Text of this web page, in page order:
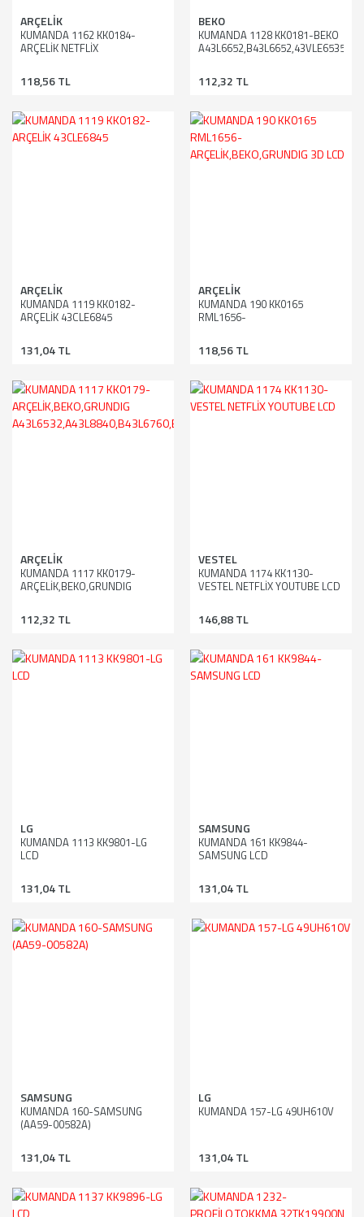
ARÇELİK
KUMANDA 1162 KK0184-
ARÇELİK NETFLİX
118,56 TL
BEKO
KUMANDA 1128 KK0181-BEKO
A43L6652,B43L6652,43VLE6535
112,32 TL
ARÇELİK
KUMANDA 1119 KK0182-
ARÇELİK 43CLE6845
131,04 TL
ARÇELİK
KUMANDA 190 KK0165
RML1656-
LCD
118,56 TL
ARÇELİK
KUMANDA 1117 KK0179-
ARÇELİK,BEKO,GRUNDIG
112,32 TL
VESTEL
KUMANDA 1174 KK1130-
VESTEL NETFLİX YOUTUBE LCD
146,88 TL
LG
KUMANDA 1113 KK9801-LG
LCD
131,04 TL
SAMSUNG
KUMANDA 161 KK9844-
SAMSUNG LCD
131,04 TL
SAMSUNG
KUMANDA 160-SAMSUNG
(AA59-00582A)
131,04 TL
LG
KUMANDA 157-LG 49UH610V
131,04 TL